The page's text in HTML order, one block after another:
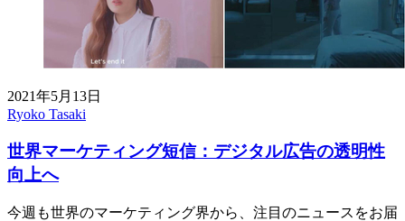
2021年5月13日
Ryoko Tasaki
世界マーケティング短信：デジタル広告の透明性
向上へ
今週も世界のマーケティング界から、注目のニュースをお届